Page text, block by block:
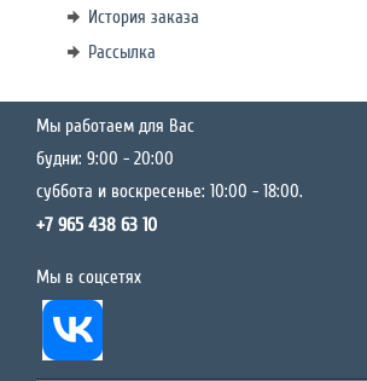
История заказа
Рассылка
Мы работаем для Вас
будни: 9:00 - 20:00
суббота и воскресенье: 10:00 - 18:00.
+7 965 438 63 10
Мы в соцсетях